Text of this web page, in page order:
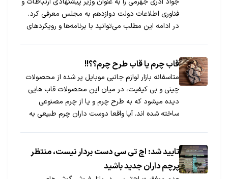
فناوری اطلاعات دولت دوازدهم به مجلس معرفی کرد.
در ادامه این مطلب می‌توانید با برنامه‌ها و رویکردهای
قاب چرم یا قاب طرح چرم؟؟!!
متاسفانه بازار لوازم جانبی موبایل پر شده از محصولات
چینی و بی کیفیت، در میان این محصولات قاب هایی
دیده میشود که به طرح چرم و یا از چرم مصنوعی
ساخته شده اند. آیا واقعا دوست داران چرم طبیعی به
تایید شد: اچ تی سی دست بردار نیست، منتظر
پرچم داران جدید باشید